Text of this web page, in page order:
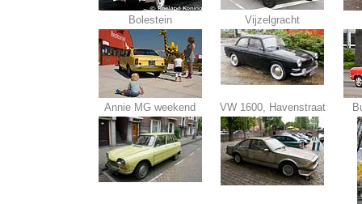
Bolestein Vijzelgracht
Annie MG weekend VW 1600, Havenstraat